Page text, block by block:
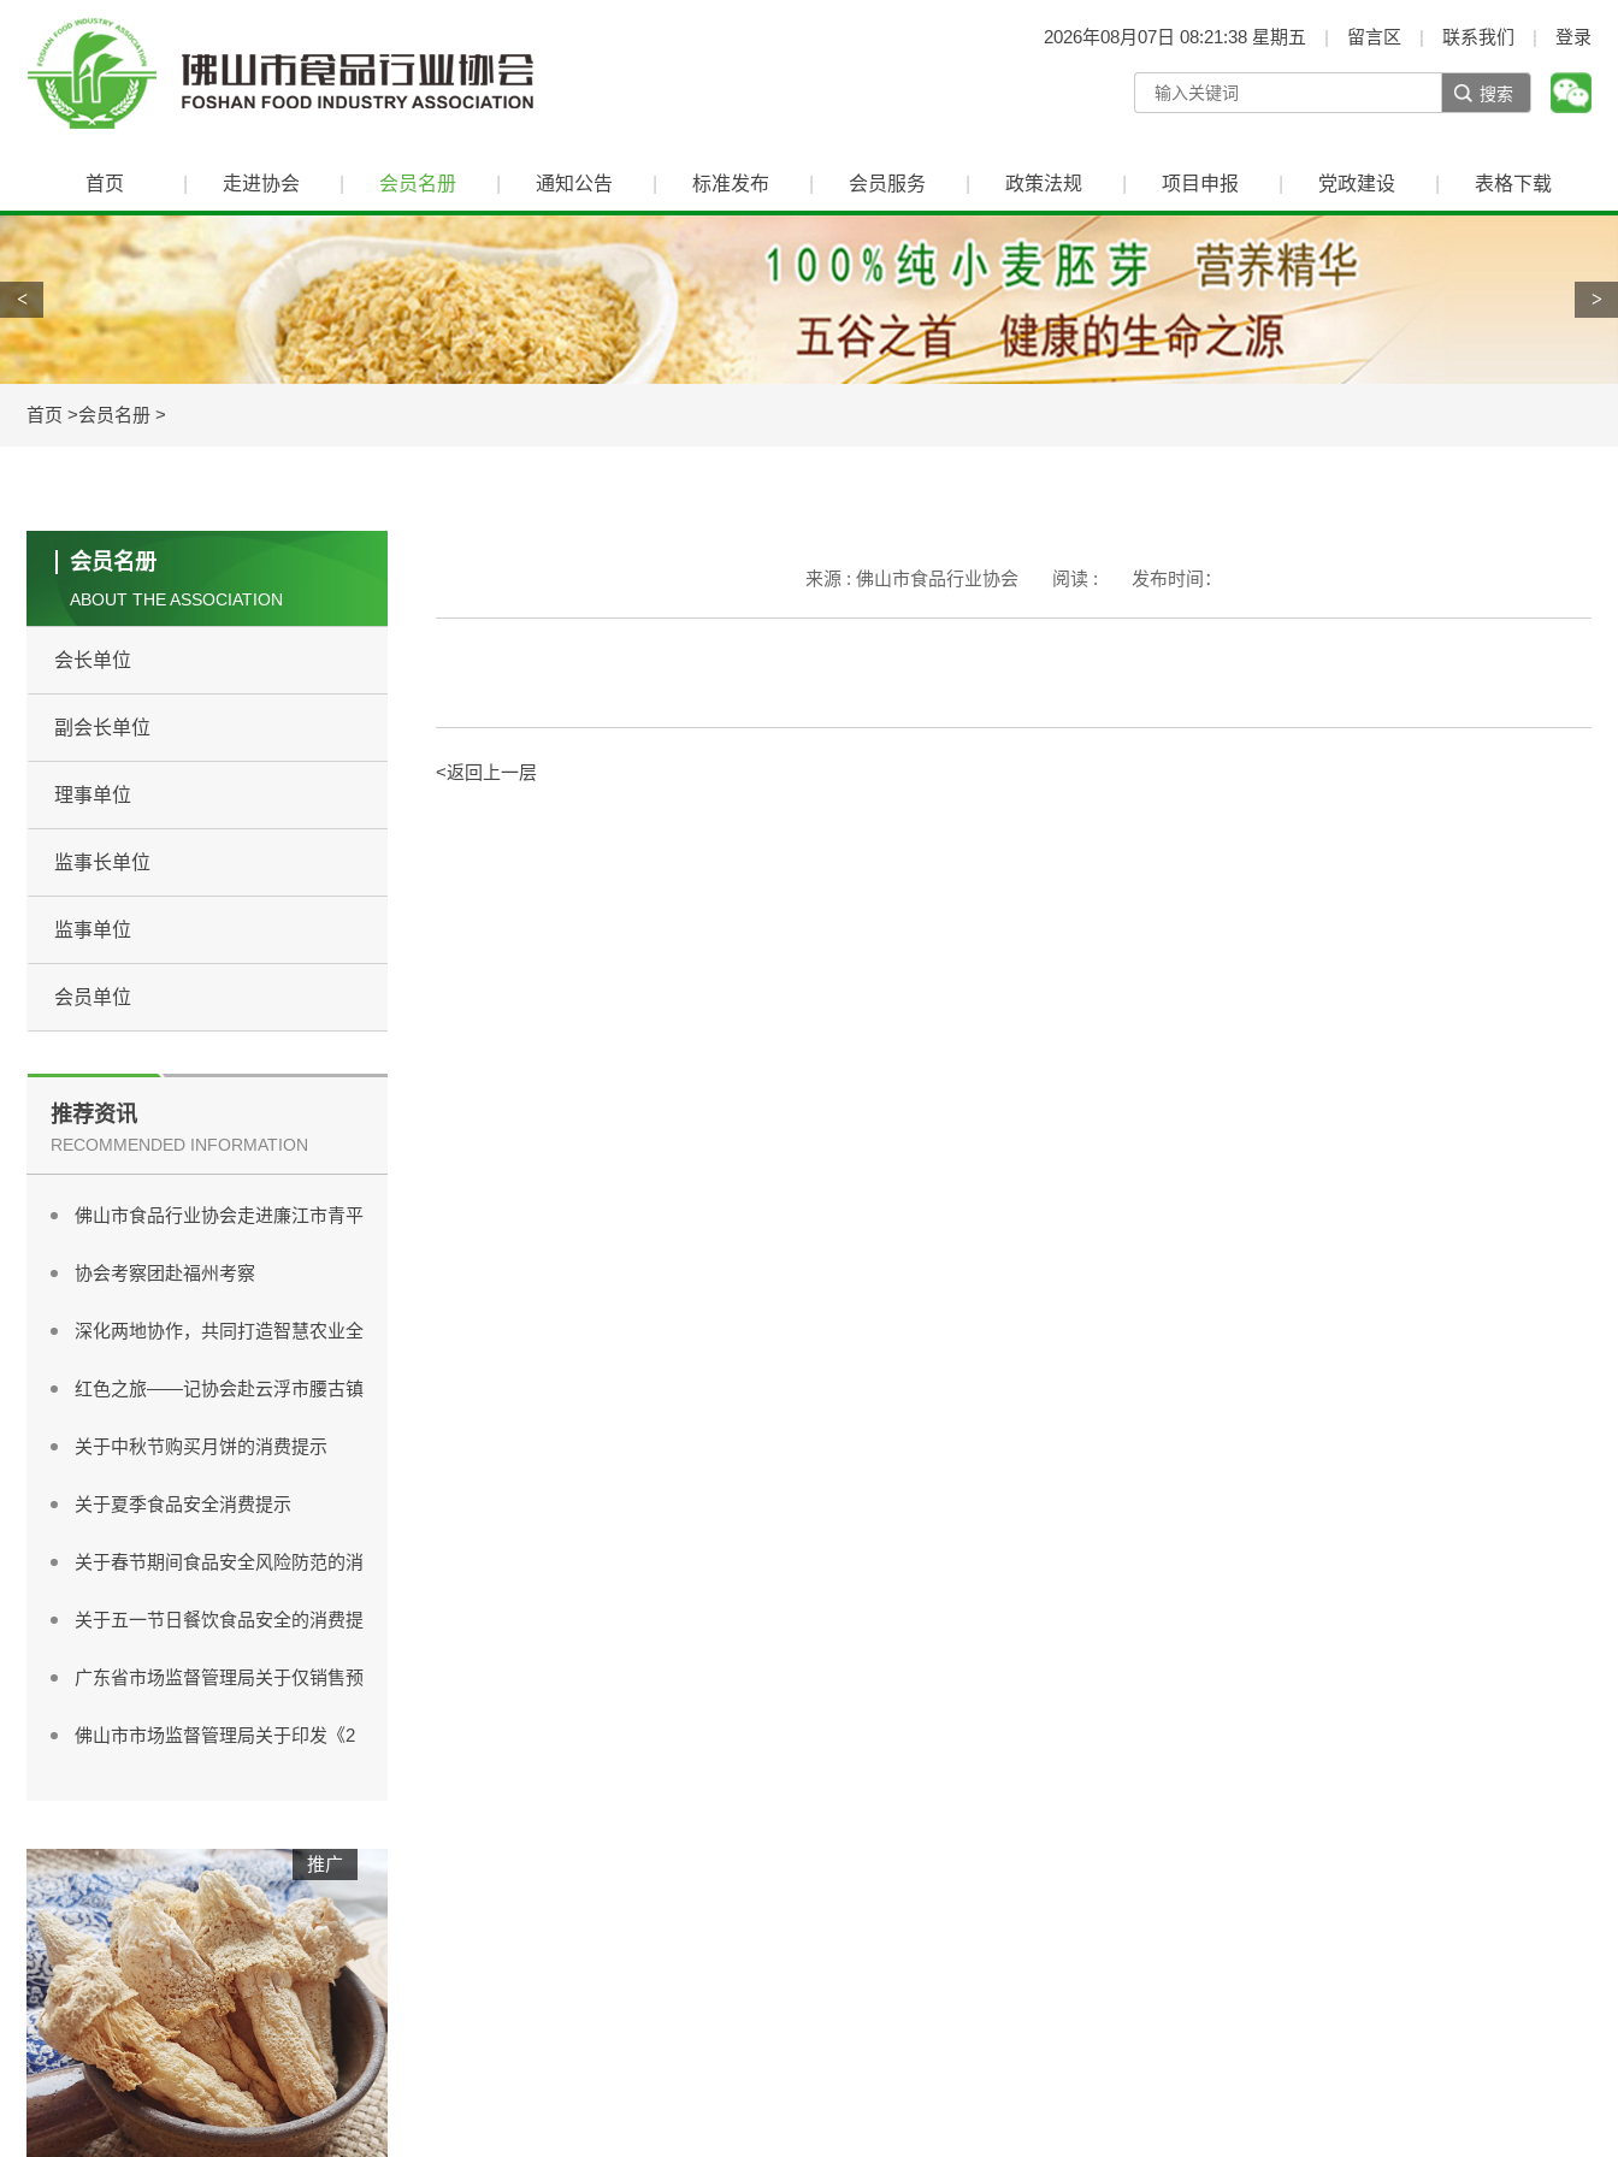
2026年08月07日 08:21:39 星期五 留言区 联系我们 登录
搜索
首页 走进协会 会员名册 通知公告 标准发布 会员服务 政策法规 项目申报 党政建设 表格下载
< >
首页 会员名册
会员名册
ABOUT THE ASSOCIATION
会长单位
副会长单位
理事单位
监事长单位
监事单位
会员单位
推荐资讯
RECOMMENDED INFORMATION
佛山市食品行业协会走进廉江市青平
协会考察团赴福州考察
深化两地协作，共同打造智慧农业全
红色之旅——记协会赴云浮市腰古镇
关于中秋节购买月饼的消费提示
关于夏季食品安全消费提示
关于春节期间食品安全风险防范的消
关于五一节日餐饮食品安全的消费提
广东省市场监督管理局关于仅销售预
佛山市市场监督管理局关于印发《2
推广
来源 : 佛山市食品行业协会 阅读 : 发布时间：
<返回上一层